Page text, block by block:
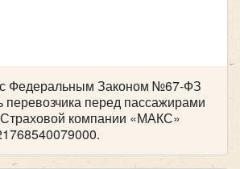
с Федеральным Законом №67-ФЗ
перевозчика перед пассажирами
Страховой компании «МАКС»
мест:29
от:2500 руб/час